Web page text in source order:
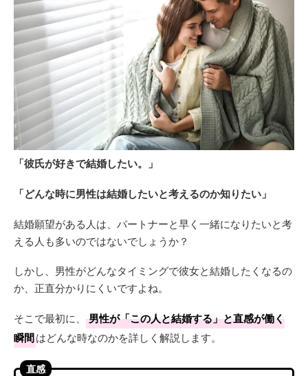
「彼氏が好きで結婚したい。」
「どんな時に男性は結婚したいと考えるのか知りたい」
結婚願望がある人は、パートナーと早く一緒になりたいと考
える人も多いのではないでしょうか？
しかし、男性がどんなタイミングで彼女と結婚したくなるの
か、正直分かりにくいですよね。
そこで最初に、
男性が「この人と結婚する」と直感が働く
瞬間はどんな時なのかを詳しく解説します。
直感